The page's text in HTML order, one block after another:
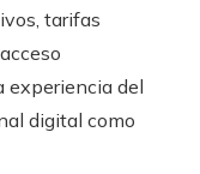
tarifas
experiencia del
digital como